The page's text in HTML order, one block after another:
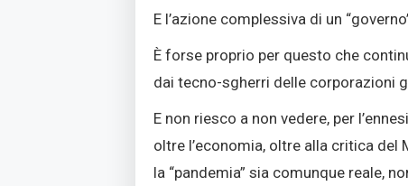
E l’azione complessiva di un
È forse proprio per questo che
dai tecno-sgherri delle corporazioni
E non riesco a non vedere, per
oltre l’economia, oltre alla critica
la “pandemia” sia comunque reale,